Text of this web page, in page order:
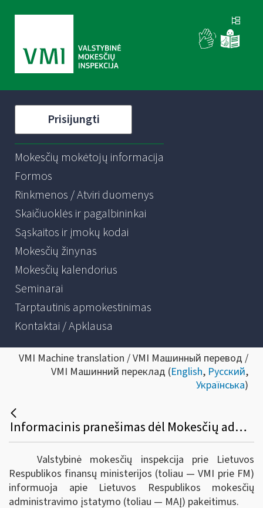
Prisijungti
Mokesčių mokėtojų informacija
Formos
Rinkmenos / Atviri duomenys
Skaičiuoklės ir pagalbininkai
Sąskaitos ir įmokų kodai
Mokesčių žinynas
Mokesčių kalendorius
Seminarai
Tarptautinis apmokestinimas
Kontaktai / Apklausa
VMI Machine translation / VMI Машинный перевод /
VMI Машинний переклад (English, Русский,
Українська)
Informacinis pranešimas dėl Mokesčių administravimo įstatymo pakeitimo
Valstybinė mokesčių inspekcija prie Lietuvos
Respublikos finansų ministerijos (toliau — VMI prie FM)
informuoja apie Lietuvos Respublikos mokesčių
administravimo įstatymo (toliau — MAĮ) pakeitimus.